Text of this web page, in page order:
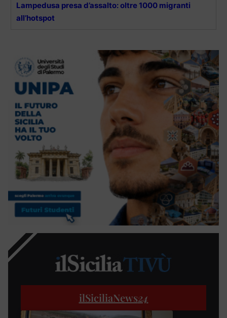
Lampedusa presa d’assalto: oltre 1000 migranti
all’hotspot
ilSiciliaNews24